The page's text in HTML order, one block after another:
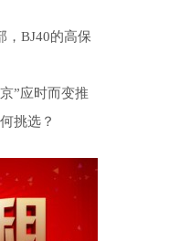
，BJ40的高保
”应时而变推
挑选？
孩子将来高不
间清醒